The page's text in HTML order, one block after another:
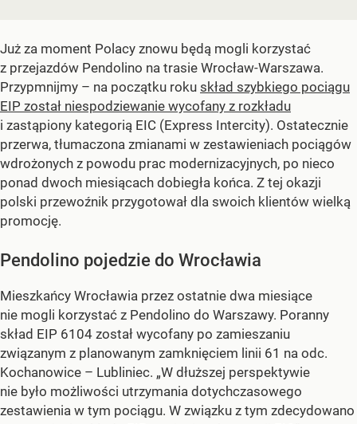
Już za moment Polacy znowu będą mogli korzystać
z przejazdów Pendolino na trasie Wrocław-Warszawa.
Przypmnijmy – na początku roku skład szybkiego pociągu
EIP został niespodziewanie wycofany z rozkładu
i zastąpiony kategorią EIC (Express Intercity). Ostatecznie
przerwa, tłumaczona zmianami w zestawieniach pociągów
wdrożonych z powodu prac modernizacyjnych, po nieco
ponad dwoch miesiącach dobiegła końca. Z tej okazji
polski przewoźnik przygotował dla swoich klientów wielką
promocję.
Pendolino pojedzie do Wrocławia
Mieszkańcy Wrocławia przez ostatnie dwa miesiące
nie mogli korzystać z Pendolino do Warszawy. Poranny
skład EIP 6104 został wycofany po zamieszaniu
związanym z planowanym zamknięciem linii 61 na odc.
Kochanowice – Lubliniec. „W dłuższej perspektywie
nie było możliwości utrzymania dotychczasowego
zestawienia w tym pociągu. W związku z tym zdecydowano